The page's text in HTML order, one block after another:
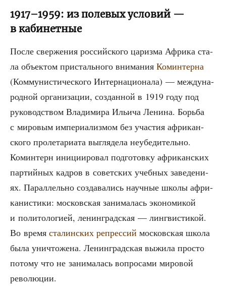
1917–1959: из полевых условий —
в кабинетные
После свер­же­ния рос­сий­ско­го цариз­ма Афри­ка ста­
ла объ­ек­том при­сталь­но­го вни­ма­ния Комин­тер­на
(Ком­му­ни­сти­че­ско­го Интер­на­ци­о­на­ла) — меж­ду­на­
род­ной орга­ни­за­ции, создан­ной в 1919 году под
руко­вод­ством Вла­ди­ми­ра Ильи­ча Лени­на. Борь­ба
с миро­вым импе­ри­а­лиз­мом без уча­стия афри­кан­
ско­го про­ле­та­ри­а­та выгля­де­ла неубе­ди­тель­но.
Комин­терн ини­ци­и­ро­вал под­го­тов­ку афри­кан­ских
пар­тий­ных кад­ров в совет­ских учеб­ных заве­де­ни­
ях. Парал­лель­но созда­ва­лись науч­ные шко­лы афри­
ка­ни­сти­ки: мос­ков­ская зани­ма­лась эко­но­ми­кой
и поли­то­ло­ги­ей, ленин­град­ская — линг­ви­сти­кой.
Во вре­мя ста­лин­ских репрес­сий мос­ков­ская шко­ла
была уни­что­же­на. Ленин­град­ская выжи­ла про­сто
пото­му что не зани­ма­лась вопро­са­ми миро­вой
революции.